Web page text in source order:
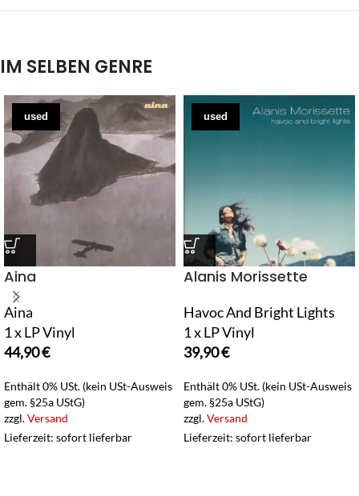
IM SELBEN GENRE
used
Aina
Aina
1 x LP Vinyl
44,90€
Enthält 0% USt. (kein USt-Ausweis
gem. §25a UStG)
zzgl.Versand
Lieferzeit: sofort lieferbar
used
Alanis Morissette
Havoc And Bright Lights
1 x LP Vinyl
39,90€
Enthält 0% USt. (kein USt-Ausweis
gem. §25a UStG)
zzgl.Versand
Lieferzeit: sofort lieferbar